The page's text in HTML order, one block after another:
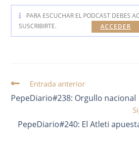
PARA ESCUCHAR EL PODCAST DEBES
SUSCRIBIRTE.
ACCEDER
Entrada anterior
PepeDiario#238: Orgullo nacional
PepeDiario#240: El Atleti